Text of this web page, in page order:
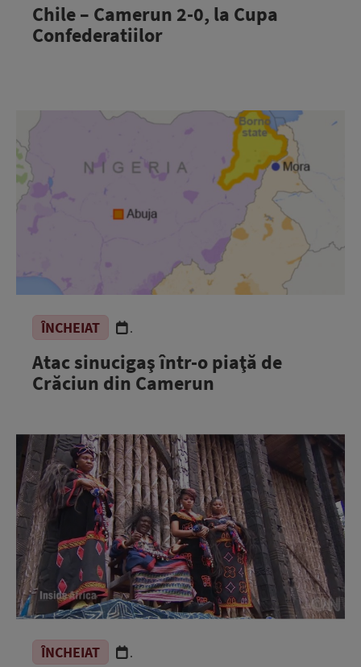
Chile – Camerun 2-0, la Cupa
Confederatiilor
ÎNCHEIAT .
Atac sinucigaş într-o piaţă de
Crăciun din Camerun
ÎNCHEIAT .